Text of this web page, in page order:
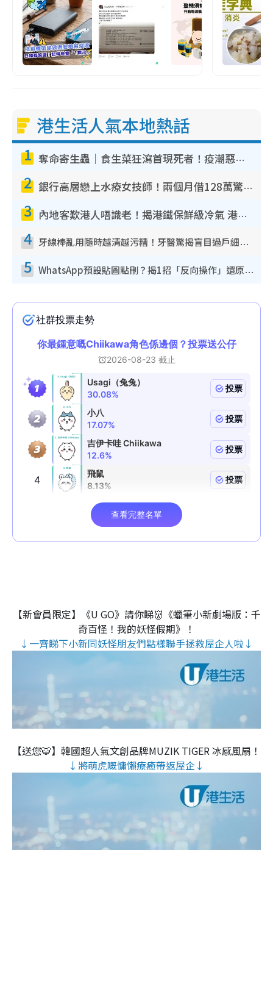
港生活人氣本地熱話
1 奪命寄生蟲｜食生菜狂瀉首現死者！疫潮惡化錄1.8萬宗病例 揭洗菜3大謬誤
2 銀行高層戀上水療女技師！兩個月借128萬驚覺「沉船」沉落火海 揭背後疑似邪教操控賣淫
3 內地客歎港人唔識老！揭港鐵保鮮級冷氣 港人求放過：咪投訴
4 牙線棒亂用隨時越清越污糟！牙醫驚揭盲目過戶細菌恐致蛀牙：呢種先係日常真保養
5 WhatsApp預設貼圖點刪？揭1招「反向操作」還原簡潔介面 附3步實測教學
【新會員限定】《U GO》請你睇👹《蠟筆小新劇場版：千
奇百怪！我的妖怪假期》！
↓一齊睇下小新同妖怪朋友們點樣聯手拯救屋企人啦↓
【送您🐯】韓國超人氣文創品牌MUZIK TIGER 冰感風扇！
↓將萌虎嘅慵懶療癒帶返屋企↓